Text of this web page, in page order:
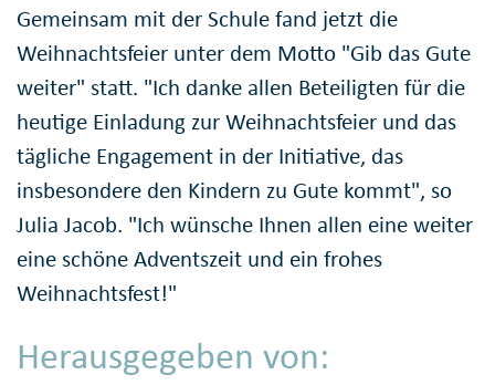
Gemeinsam mit der Schule fand jetzt die
Weihnachtsfeier unter dem Motto "Gib das Gute
weiter" statt. "Ich danke allen Beteiligten für die
heutige Einladung zur Weihnachtsfeier und das
tägliche Engagement in der Initiative, das
insbesondere den Kindern zu Gute kommt", so
Julia Jacob. "Ich wünsche Ihnen allen eine weiter
eine schöne Adventszeit und ein frohes
Weihnachtsfest!"
Herausgegeben von: